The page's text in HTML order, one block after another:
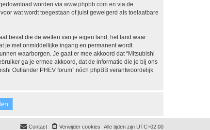
worden via www.phpbb.com en via de
wat wordt toegestaan of juist geweigerd als toelaatbare
bevat die de wetten van je eigen land, het land waar
je met onmiddellijke ingang en permanent wordt
waarborgen. Je gaat er mee akkoord dat “Mitsubishi
ga je ermee akkoord, dat de informatie die je bij ons
Outlander PHEV forum” nóch phpBB verantwoordelijk
Alle tijden zijn UTC+02:00
Verwijder cookies
Contact